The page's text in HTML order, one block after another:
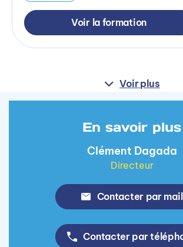
Voir la formation
Voir plus
En savoir plus
Clément Dagada
Directeur
Contacter par mail
Contacter par